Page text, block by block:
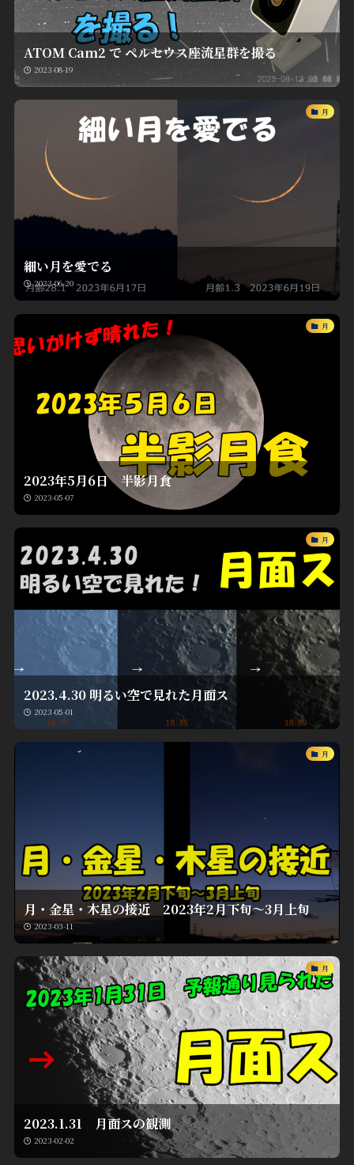
ATOM Cam2 で ペルセウス座流星群を撮る
2023-08-19
月
細い月を愛でる
2023-06-20
月
2023年5月6日 半影月食
2023-05-07
月
2023.4.30 明るい空で見れた月面ス
2023-05-01
月
月・金星・木星の接近 2023年2月下旬～3月上旬
2023-03-11
月
2023.1.31 月面スの観測
2023-02-02